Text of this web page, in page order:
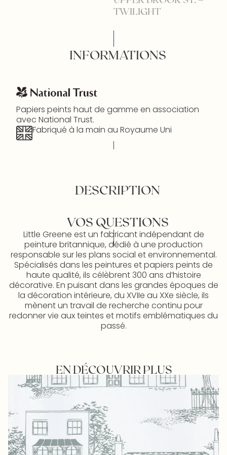
TWILIGHT
INFORMATIONS
Papiers peints haut de gamme en association
avec National Trust.
Fabriqué à la main au Royaume Uni
DESCRIPTION
VOS QUESTIONS
Little Greene est un fabricant indépendant de
peinture britannique, dédié à une production
responsable sur les plans social et environnemental.
Spécialisés dans les peintures et papiers peints de
haute qualité, ils célèbrent 300 ans d’histoire
décorative. En puisant dans les grandes époques de
la décoration intérieure, du XVIIe au XXe siècle, ils
mènent un travail de recherche continu pour
redonner vie aux teintes et motifs emblématiques du
passé.
EN DÉCOUVRIR PLUS